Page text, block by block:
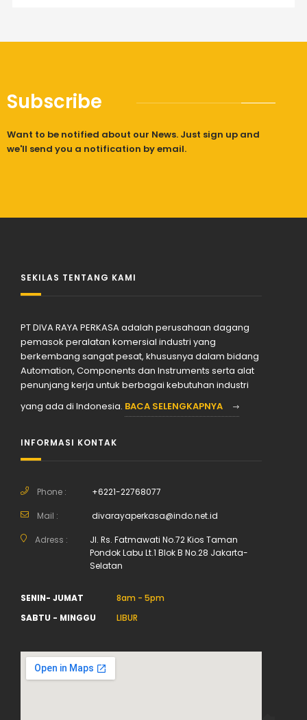
Subscribe
Want to be notified about our News. Just sign up and
we'll send you a notification by email.
SEKILAS TENTANG KAMI
PT DIVA RAYA PERKASA adalah perusahaan dagang
pemasok peralatan komersial industri yang
berkembang sangat pesat, khususnya dalam bidang
Automation, Components dan Instruments serta alat
penunjang kerja untuk berbagai kebutuhan industri
yang ada di Indonesia. BACA SELENGKAPNYA
INFORMASI KONTAK
Phone : +6221-22768077
Mail : divarayaperkasa@indo.net.id
Adress :
Jl. Rs. Fatmawati No.72 Kios Taman
Pondok Labu Lt.1 Blok B No.28 Jakarta-
Selatan
SENIN- JUMAT
8am - 5pm
SABTU - MINGGU
LIBUR